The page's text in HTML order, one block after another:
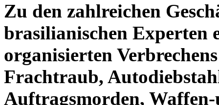
Zu den zahlreichen
brasilianischen
organisierten
Frachtraub,
Auftragsmorden,